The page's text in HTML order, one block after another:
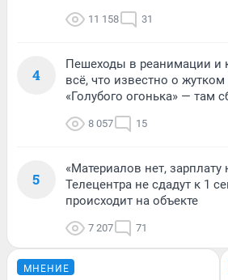
11 158 31
4
Пешеходы в реанимации и
всё, что известно о
«Голубого огонька» — там
8 057 15
5
«Материалов нет, зарплату
Телецентра не сдадут к 1
происходит на объекте
7 207 71
МНЕНИЕ